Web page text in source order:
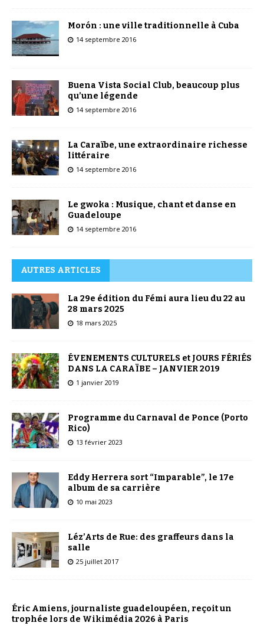
Morón : une ville traditionnelle à Cuba
14 septembre 2016
Buena Vista Social Club, beaucoup plus
qu’une légende
14 septembre 2016
La Caraïbe, une extraordinaire richesse
littéraire
14 septembre 2016
Le gwoka : Musique, chant et danse en
Guadeloupe
14 septembre 2016
AUTRES ARTICLES
La 29e édition du Fémi aura lieu du 22 au
28 mars 2025
18 mars 2025
ÉVENEMENTS CULTURELS et JOURS FÉRIÉS
DANS LA CARAÏBE – JANVIER 2019
1 janvier 2019
Programme du Carnaval de Ponce (Porto
Rico)
13 février 2023
Eddy Herrera sort “Imparable”, le 17e
album de sa carrière
10 mai 2023
Léz’Arts de Rue: des graffeurs dans la
salle
25 juillet 2017
Éric Amiens, journaliste guadeloupéen, reçoit un
trophée lors de Wikimédia 2026 à Paris